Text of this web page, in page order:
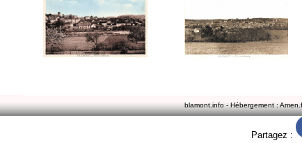
blamont.info - Hébergement :
Partagez :